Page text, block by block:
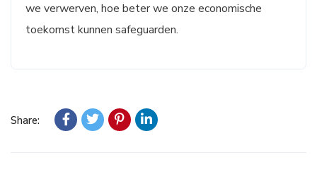
we verwerven, hoe beter we onze economische
toekomst kunnen safeguarden.
Share: